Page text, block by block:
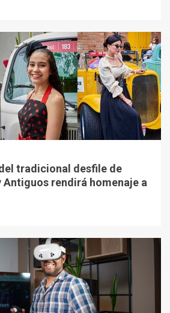
tradicional desfile de
Antiguos rendirá homenaje a